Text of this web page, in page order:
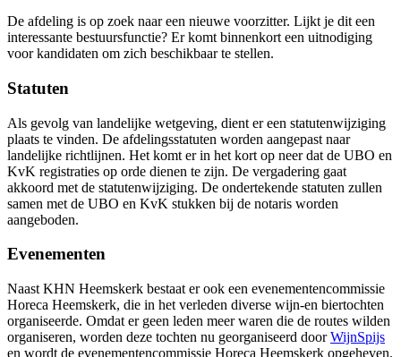
De afdeling is op zoek naar een nieuwe voorzitter. Lijkt je dit een
interessante bestuursfunctie? Er komt binnenkort een uitnodiging
voor kandidaten om zich beschikbaar te stellen.
Statuten
Als gevolg van landelijke wetgeving, dient er een statutenwijziging
plaats te vinden. De afdelingsstatuten worden aangepast naar
landelijke richtlijnen. Het komt er in het kort op neer dat de UBO en
KvK registraties op orde dienen te zijn. De vergadering gaat
akkoord met de statutenwijziging. De ondertekende statuten zullen
samen met de UBO en KvK stukken bij de notaris worden
aangeboden.
Evenementen
Naast KHN Heemskerk bestaat er ook een evenementencommissie
Horeca Heemskerk, die in het verleden diverse wijn-en biertochten
organiseerde. Omdat er geen leden meer waren die de routes wilden
organiseren, worden deze tochten nu georganiseerd doorWijnSpijs
en wordt de evenementencommissie Horeca Heemskerk opgeheven.